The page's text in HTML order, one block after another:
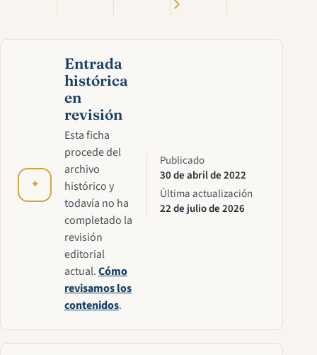
✦
Entrada
histórica
en
revisión
Esta ficha
procede del
archivo
histórico y
todavía no ha
completado la
revisión
editorial
actual.Cómo
revisamos los
contenidos.
Publicado
30 de abril de 2022
Última actualización
22 de julio de 2026